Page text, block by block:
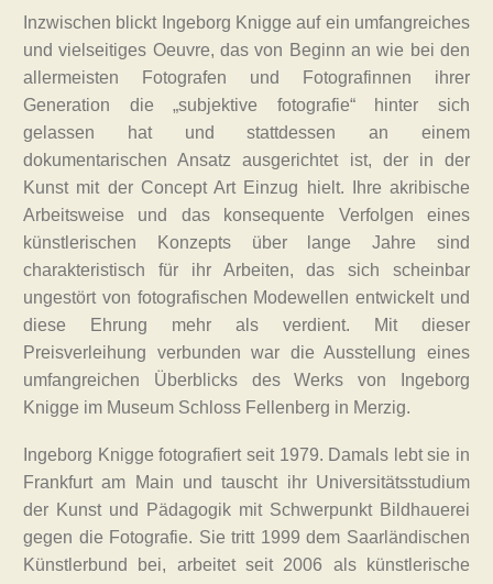
Inzwischen blickt Ingeborg Knigge auf ein umfangreiches
und vielseitiges Oeuvre, das von Beginn an wie bei den
allermeisten Fotografen und Fotografinnen ihrer
Generation die „subjektive fotografie“ hinter sich
gelassen hat und stattdessen an einem
dokumentarischen Ansatz ausgerichtet ist, der in der
Kunst mit der Concept Art Einzug hielt. Ihre akribische
Arbeitsweise und das konsequente Verfolgen eines
künstlerischen Konzepts über lange Jahre sind
charakteristisch für ihr Arbeiten, das sich scheinbar
ungestört von fotografischen Modewellen entwickelt und
diese Ehrung mehr als verdient. Mit dieser
Preisverleihung verbunden war die Ausstellung eines
umfangreichen Überblicks des Werks von Ingeborg
Knigge im Museum Schloss Fellenberg in Merzig.
Ingeborg Knigge fotografiert seit 1979. Damals lebt sie in
Frankfurt am Main und tauscht ihr Universitätsstudium
der Kunst und Pädagogik mit Schwerpunkt Bildhauerei
gegen die Fotografie. Sie tritt 1999 dem Saarländischen
Künstlerbund bei, arbeitet seit 2006 als künstlerische